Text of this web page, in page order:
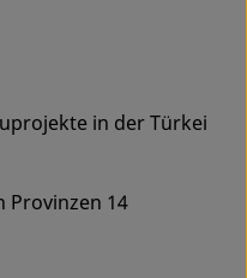
in der Türkei
Provinzen 14